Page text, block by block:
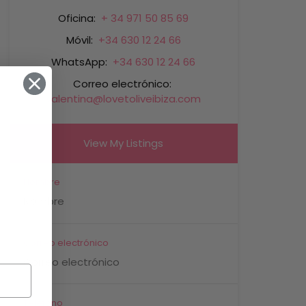
Oficina: + 34 971 50 85 69
Móvil: +34 630 12 24 66
WhatsApp: +34 630 12 24 66
Correo electrónico:
valentina@lovetoliveibiza.com
View My Listings
Nombre
Correo electrónico
Teléfono